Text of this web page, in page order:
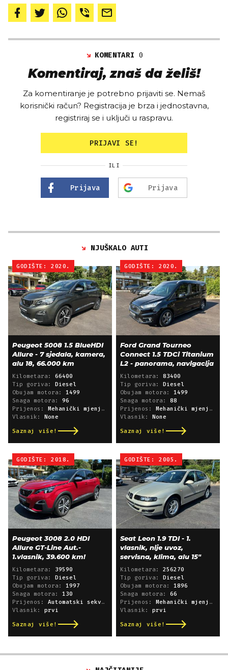
KOMENTARI0
Komentiraj, znaš da želiš!
Za komentiranje je potrebno prijaviti se. Nemaš
korisnički račun? Registracija je brza i jednostavna,
registriraj se i uključi u raspravu.
PRIJAVI SE!
ILI
Prijava Prijava
NJUŠKALO AUTI
GODIŠTE: 2020.
Peugeot 5008 1.5 BlueHDI
Allure - 7 sjedala, kamera,
alu 18, 66.000 km
Kilometara: 66400
Tip goriva: Diesel
Obujam motora: 1499
Snaga motora: 96
Prijenos: Mehanički mjenjač
Vlasnik: None
Saznaj više!
GODIŠTE: 2020.
Ford Grand Tourneo
Connect 1.5 TDCi Titanium
L2 - panorama, navigacija
Kilometara: 83400
Tip goriva: Diesel
Obujam motora: 1499
Snaga motora: 88
Prijenos: Mehanički mjenjač
Vlasnik: None
Saznaj više!
GODIŠTE: 2018.
Peugeot 3008 2.0 HDI
Allure GT-Line Aut.-
1.vlasnik, 39.600 km!
Kilometara: 39590
Tip goriva: Diesel
Obujam motora: 1997
Snaga motora: 130
Prijenos: Automatski sekvencijski
Vlasnik: prvi
Saznaj više!
GODIŠTE: 2005.
Seat Leon 1.9 TDI - 1.
vlasnik, nije uvoz,
servisna, klima, alu 15"
Kilometara: 256270
Tip goriva: Diesel
Obujam motora: 1896
Snaga motora: 66
Prijenos: Mehanički mjenjač
Vlasnik: prvi
Saznaj više!